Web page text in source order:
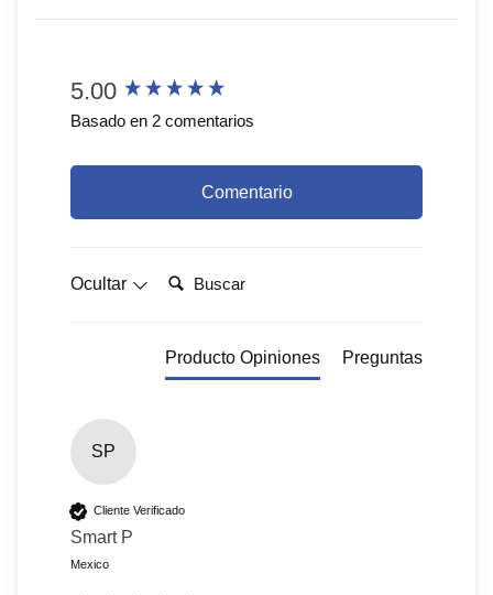
5.00
Basado en 2 comentarios
Comentario
Ocultar Buscar:
Producto Opiniones Preguntas
SP
Cliente Verificado
Smart P
Mexico
New content loaded